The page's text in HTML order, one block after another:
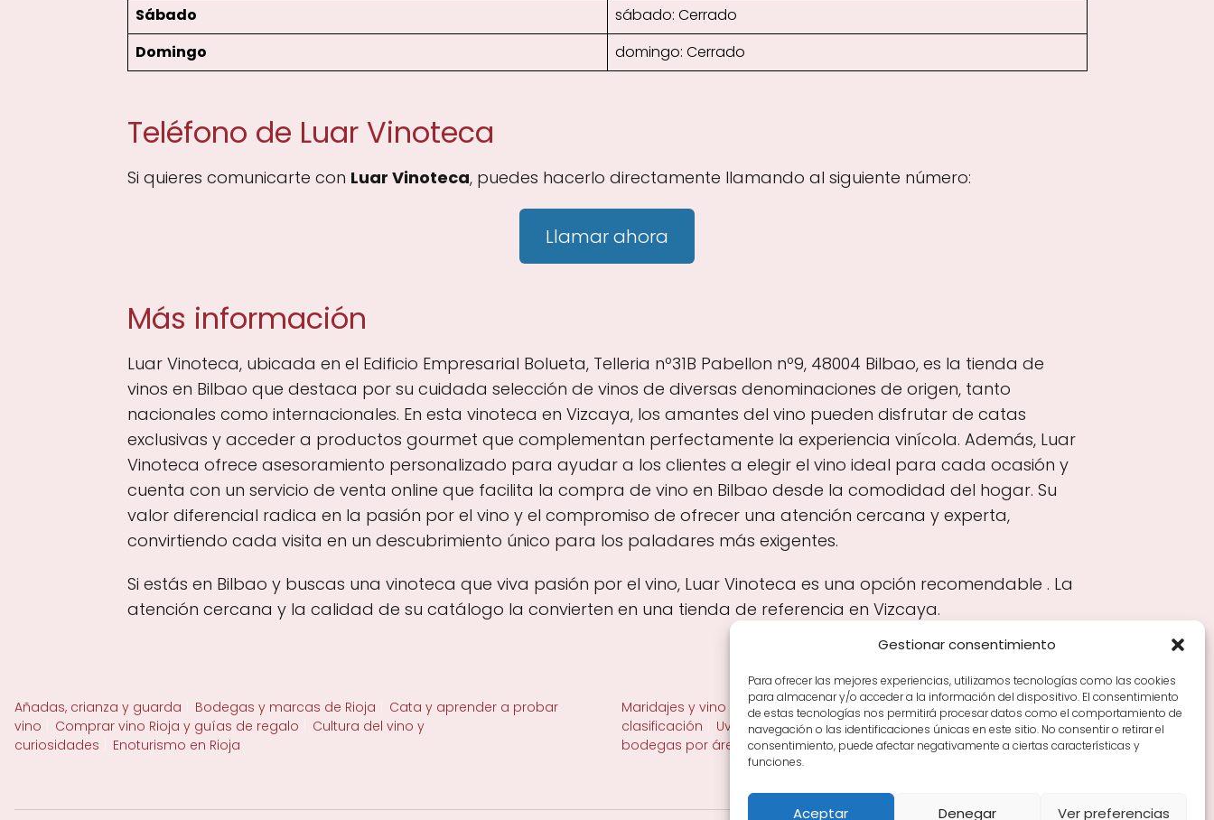
Gestionar consentimiento
Para ofrecer las mejores experiencias, utilizamos tecnologías como las cookies
para almacenar y/o acceder a la información del dispositivo. El consentimiento
de estas tecnologías nos permitirá procesar datos como el comportamiento de
navegación o las identificaciones únicas en este sitio. No consentir o retirar el
consentimiento, puede afectar negativamente a ciertas características y
funciones.
Aceptar Denegar Ver preferencias
Sábado
sábado: Cerrado
Domingo
domingo: Cerrado
Teléfono de Luar Vinoteca
Si quieres comunicarte con Luar Vinoteca, puedes hacerlo directamente llamando al siguiente número:
Llamar ahora
Más información
Luar Vinoteca, ubicada en el Edificio Empresarial Bolueta, Telleria nº31B Pabellon nº9, 48004 Bilbao, es la tienda de
vinos en Bilbao que destaca por su cuidada selección de vinos de diversas denominaciones de origen, tanto
nacionales como internacionales. En esta vinoteca en Vizcaya, los amantes del vino pueden disfrutar de catas
exclusivas y acceder a productos gourmet que complementan perfectamente la experiencia vinícola. Además, Luar
Vinoteca ofrece asesoramiento personalizado para ayudar a los clientes a elegir el vino ideal para cada ocasión y
cuenta con un servicio de venta online que facilita la compra de vino en Bilbao desde la comodidad del hogar. Su
valor diferencial radica en la pasión por el vino y el compromiso de ofrecer una atención cercana y experta,
convirtiendo cada visita en un descubrimiento único para los paladares más exigentes.
Si estás en Bilbao y buscas una vinoteca que viva pasión por el vino, Luar Vinoteca es una opción recomendable . La
atención cercana y la calidad de su catálogo la convierten en una tienda de referencia en Vizcaya.
Añadas, crianza y guarda Bodegas y marcas de Rioja
Cata y aprender a probar
vino
Comprar vino Rioja y guías de regalo
Cultura del vino y
curiosidades
Enoturismo en Rioja
Maridajes y vino en la mesa Tiendas de vino por ciudades
Tipos de Rioja y
clasificación
Uvas y viñedo en Rioja Vino Rioja para empezar
Zonas de Rioja y
bodegas por área